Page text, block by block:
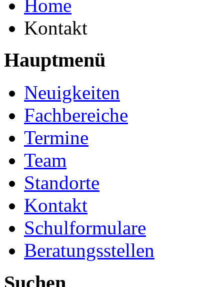
Home
Kontakt
Hauptmenü
Neuigkeiten
Fachbereiche
Termine
Team
Standorte
Kontakt
Schulformulare
Beratungsstellen